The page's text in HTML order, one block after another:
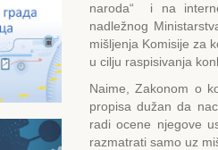
naroda“ i na
nadležnog
mišljenja Komisije za
u cilju raspisivanja
Naime, Zakonom o
propisa dužan da
radi ocene njegove
razmatrati samo uz